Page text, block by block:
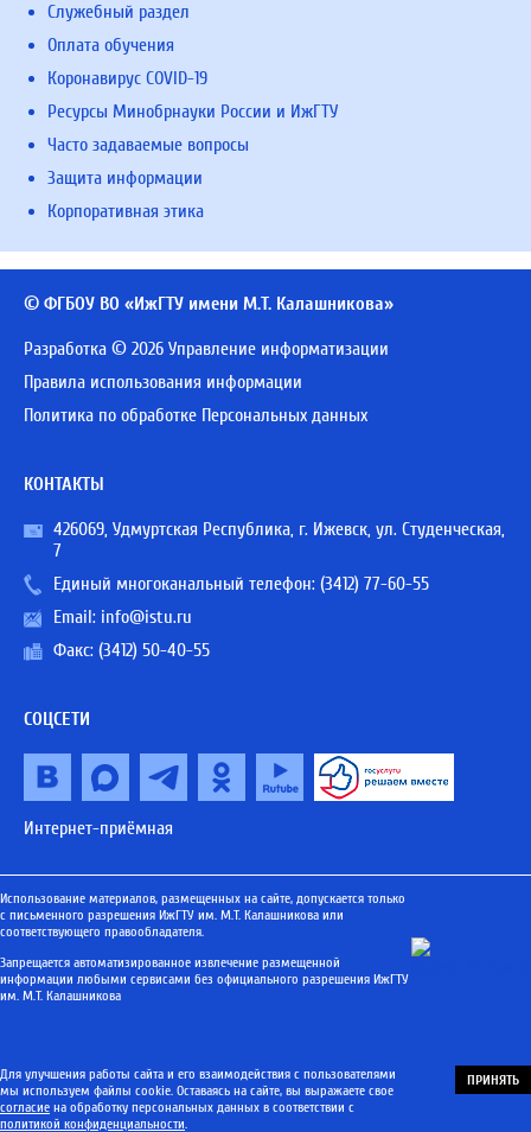
Служебный раздел
Оплата обучения
Коронавирус COVID-19
Ресурсы Минобрнауки России и ИжГТУ
Часто задаваемые вопросы
Защита информации
Корпоративная этика
© ФГБОУ ВО «ИжГТУ имени М.Т. Калашникова»
Разработка © 2026 Управление информатизации
Правила использования информации
Политика по обработке Персональных данных
КОНТАКТЫ
426069, Удмуртская Республика, г. Ижевск, ул. Студенческая,
7
Единый многоканальный телефон: (3412) 77-60-55
Email: info@istu.ru
Факс: (3412) 50-40-55
СОЦСЕТИ
Интернет-приёмная
Использование материалов, размещенных на сайте, допускается только
с письменного разрешения ИжГТУ им. М.Т. Калашникова или
соответствующего правообладателя.
Запрещается автоматизированное извлечение размещенной
информации любыми сервисами без официального разрешения ИжГТУ
им. М.Т. Калашникова
Для улучшения работы сайта и его взаимодействия с пользователями
мы используем файлы cookie. Оставаясь на сайте, вы выражаете свое
согласие на обработку персональных данных в соответствии с
политикой конфиденциальности.
ПРИНЯТЬ